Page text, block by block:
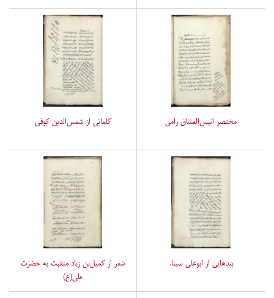
مختصر انیس‌العشاق رامی کلماتی از شمس‌الدین کوفی
بندهایی از ابوعلی سینا،
شعر از کمیل‌بن زیاد منقبت به حضرت
علی(ع)